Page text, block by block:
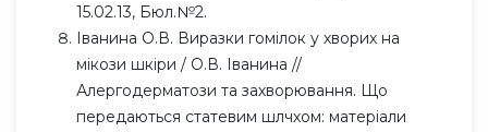
15.02.13, Бюл.№2.
Іванина О.В. Виразки гомілок у хворих на
мікози шкіри / О.В. Іванина //
Алергодерматози та захворювання. Що
передаються статевим шлчхом: матеріали